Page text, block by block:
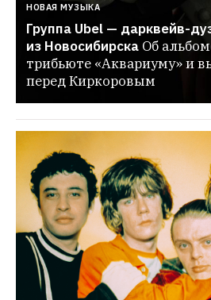
НОВАЯ МУЗЫКА
Группа Ubel — дарквейв-
из Новосибирска Об
трибьюте «Аквариуму» и
перед Киркоровым